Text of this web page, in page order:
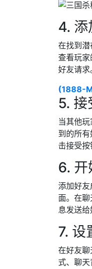
4. 添
在找到
查看玩
好友请求
(1888-
5. 接
当其他
到的所
击接受按
6. 开
添加好
面。在
息发送
7. 设
在好友
式、聊天